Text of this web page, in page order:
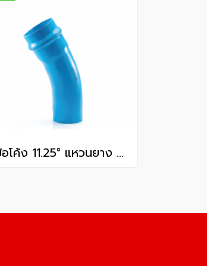
ข้อโค้ง 11.25° แหวนยาง ES1 SCG ขนาด 300 มม. (12 นิ้ว ) ชั้น 13.5